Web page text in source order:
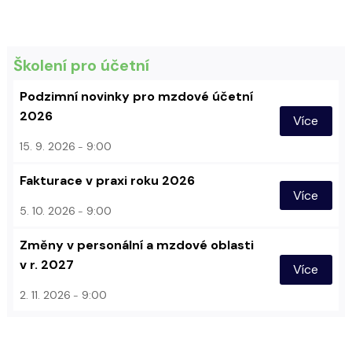
Školení pro účetní
Podzimní novinky pro mzdové účetní
2026
15. 9. 2026 9:00
Více
Fakturace v praxi roku 2026
5. 10. 2026 9:00
Více
Změny v personální a mzdové oblasti
v r. 2027
2. 11. 2026 9:00
Více